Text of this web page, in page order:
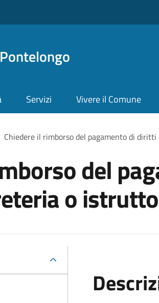
Servizi Vivere il Comune
Chiedere il rimborso del pagamento di
del
o